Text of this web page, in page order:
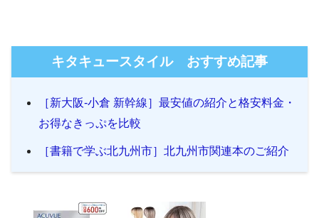
キタキュースタイル おすすめ記事
［新大阪-小倉 新幹線］最安値の紹介と格安料金・
お得なきっぷを比較
［書籍で学ぶ北九州市］北九州市関連本のご紹介